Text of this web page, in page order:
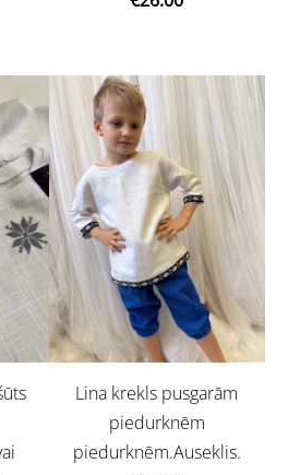
Lina krekls pusgarām
piedurknēm
piedurknēm.Auseklis.